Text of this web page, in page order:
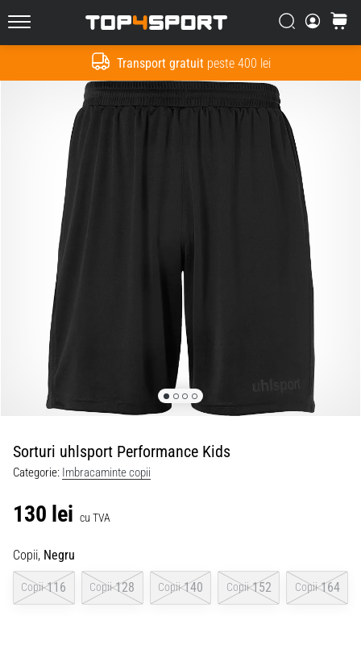
Transport gratuitpeste 400 lei
Top4Sport.ro Căutare
Cos
Sorturi uhlsport Performance Kids
Categorie: Imbracaminte copii
130 lei cu TVA
Copii, Negru
Copii 116 Copii 128 Copii 140 Copii 152 Copii 164